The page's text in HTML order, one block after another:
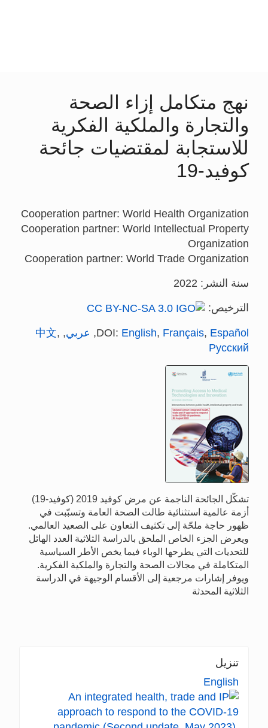
نهج متكامل إزاء الصحة
والتجارة والملكية الفكرية
للاستجابة لمقتضيات جائحة
كوفيد-19
Cooperation partner: World Health Organization
Cooperation partner: World Intellectual Property
Organization
Cooperation partner: World Trade Organization
سنة النشر: 2022
الترخيص:
DOI: English, Français, Español
, عربي,
中文,
Русский
تشكّل الجائحة الناجمة عن مرض كوفيد 2019 (كوفيد-19)
أزمة عالمية استثنائية طالت الصحة العامة وتسبّبت في
ظهور حاجة ملحّة إلى تكثيف التعاون على الصعيد العالمي.
ويعرض الجزء الخاص الملحق بالدراسة الثلاثية العدد الهائل
للتحديات التي يطرحها الوباء فيما يخص الأطر السياسية
المتكاملة في مجالات الصحة والتجارة والملكية الفكرية.
ويوفر إشارات مرجعية إلى الأقسام الوجيهة في الدراسة
الثلاثية المحدثة
تنزيل
English